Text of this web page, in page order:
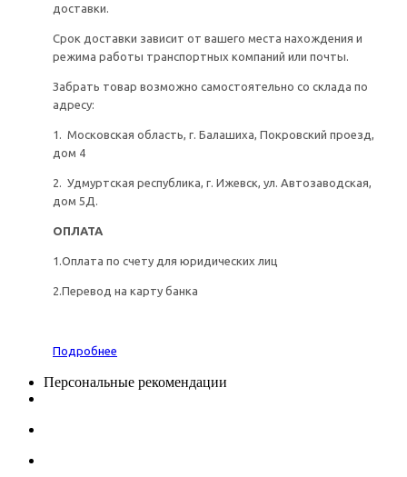
доставки.
Срок доставки зависит от вашего места нахождения и
режима работы транспортных компаний или почты.
Забрать товар возможно самостоятельно со склада по
адресу:
1. Московская область, г. Балашиха, Покровский проезд,
дом 4
2. Удмуртская республика, г. Ижевск, ул. Автозаводская,
дом 5Д.
ОПЛАТА
1.Оплата по счету для юридических лиц
2.Перевод на карту банка
Подробнее
Персональные рекомендации